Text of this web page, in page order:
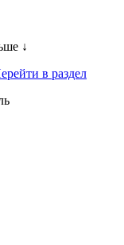
↓
в раздел